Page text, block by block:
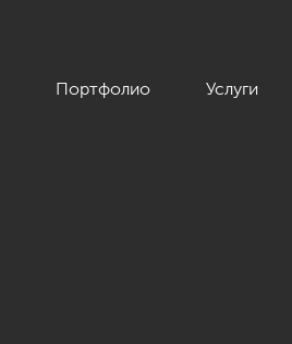
Портфолио Услуги